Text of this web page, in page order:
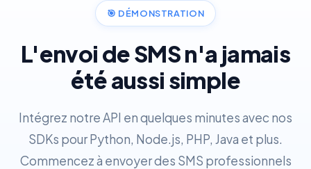
🎯 DÉMONSTRATION
L'envoi de SMS n'a jamais
été aussi simple
Intégrez notre API en quelques minutes avec nos
SDKs pour Python, Node.js, PHP, Java et plus.
Commencez à envoyer des SMS professionnels